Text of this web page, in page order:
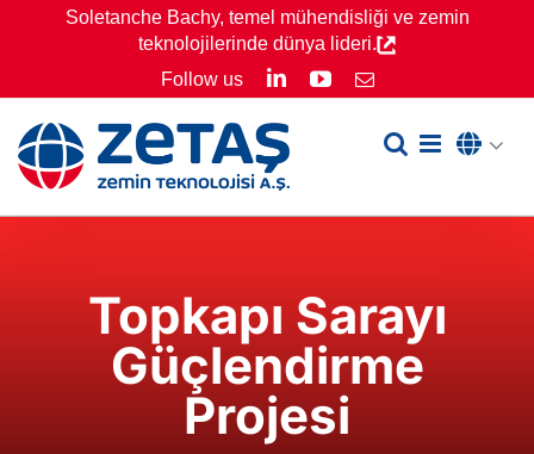
Soletanche Bachy, temel mühendisliği ve zemin
teknolojilerinde dünya lideri.
Follow us
LinkedInYouTube
Email
Topkapı Sarayı
Güçlendirme
Projesi